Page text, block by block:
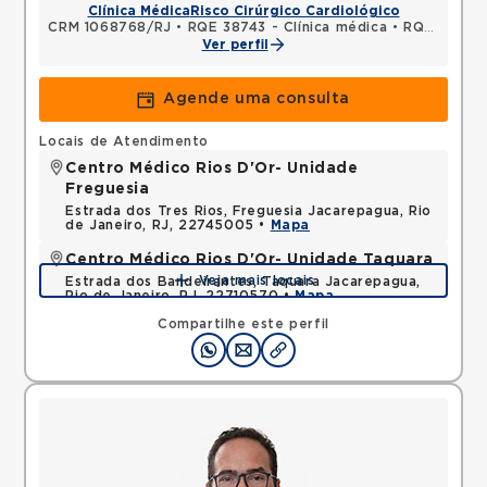
Clínica Médica Risco Cirúrgico Cardiológico
CRM 1068768/RJ • RQE 38743 - Clínica médica •
RQE 58777 - Medicina de família e comunidade
Ver perfil
Agende uma consulta
Compartilhe este perfil
Locais de Atendimento
Centro Médico Rios D'Or- Unidade
Freguesia
Estrada dos Tres Rios, Freguesia Jacarepagua, Rio
de Janeiro, RJ, 22745005 •
Mapa
Centro Médico Rios D'Or- Unidade Taquara
Estrada dos Bandeirantes, Taquara Jacarepagua,
Rio de Janeiro, RJ, 22710570 •Mapa
Veja mais locais